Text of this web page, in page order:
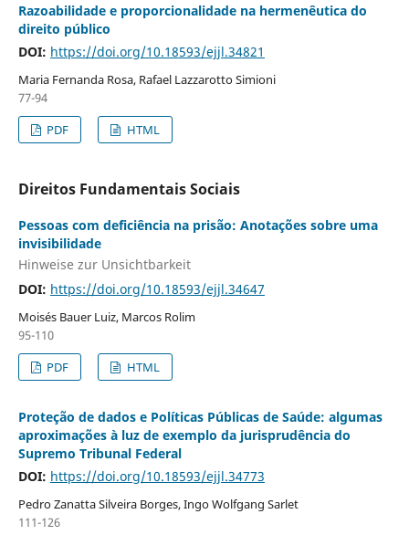
Razoabilidade e proporcionalidade na hermenêutica do
direito público
DOI: https://doi.org/10.18593/ejjl.34821
Maria Fernanda Rosa, Rafael Lazzarotto Simioni
77-94
PDF
HTML
Direitos Fundamentais Sociais
Pessoas com deficiência na prisão: Anotações sobre uma
invisibilidade
Hinweise zur Unsichtbarkeit
DOI: https://doi.org/10.18593/ejjl.34647
Moisés Bauer Luiz, Marcos Rolim
95-110
PDF
HTML
Proteção de dados e Políticas Públicas de Saúde: algumas
aproximações à luz de exemplo da jurisprudência do
Supremo Tribunal Federal
DOI: https://doi.org/10.18593/ejjl.34773
Pedro Zanatta Silveira Borges, Ingo Wolfgang Sarlet
111-126